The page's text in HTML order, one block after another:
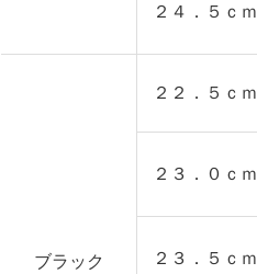
２４．５ｃｍ
ブラック
２２．５ｃｍ
２３．０ｃｍ
２３．５ｃｍ